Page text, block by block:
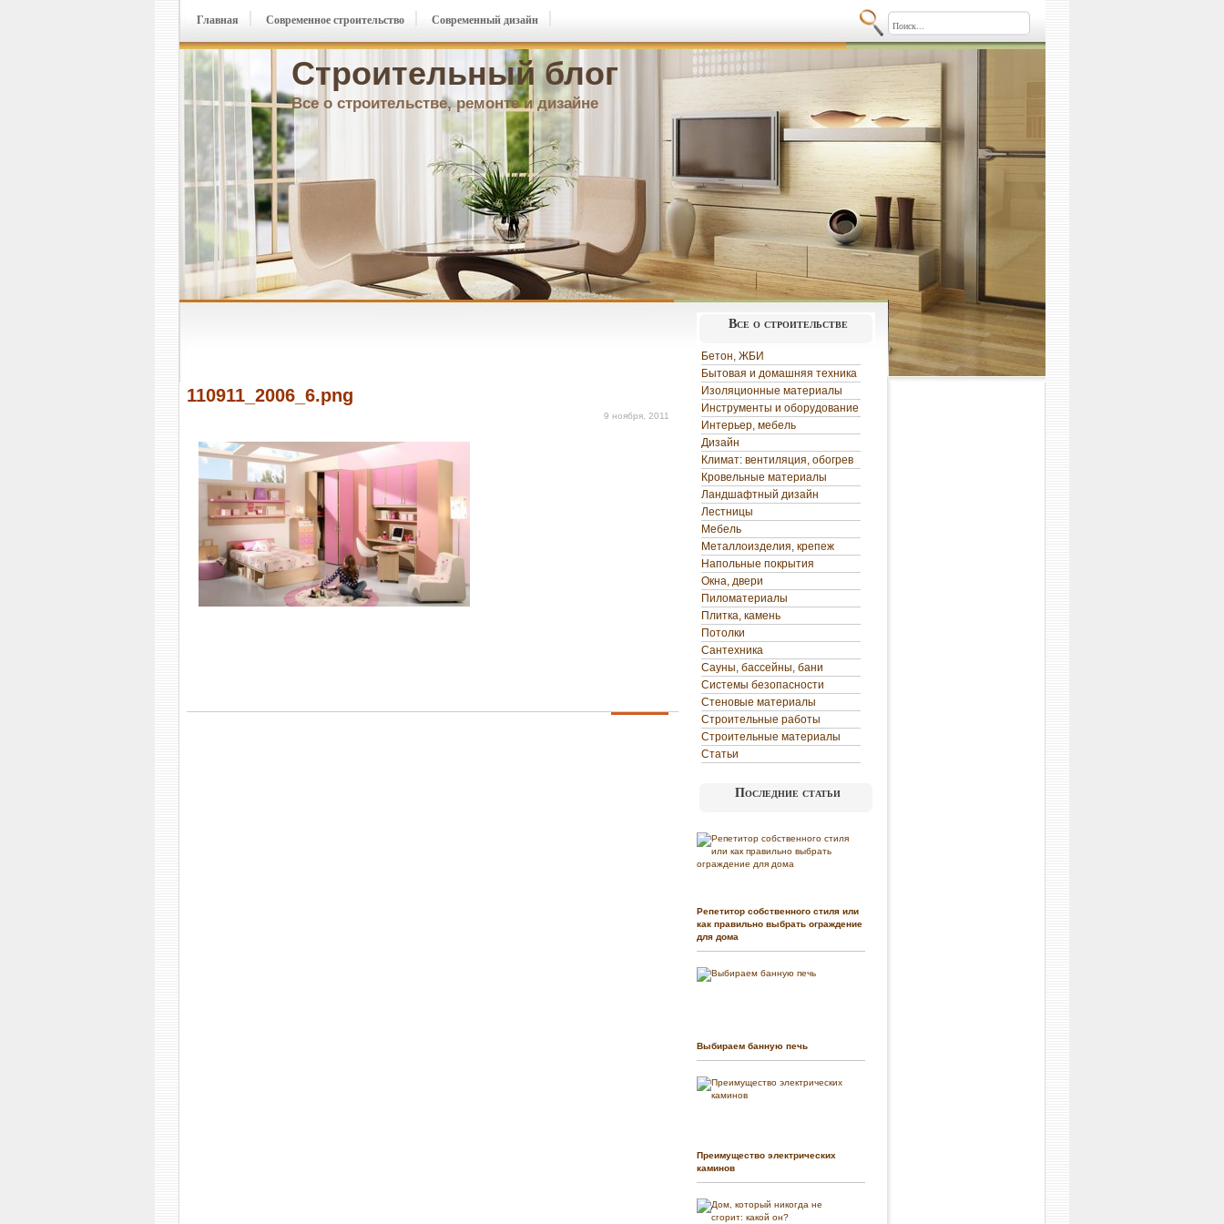
Строительный блог
Все о строительстве, ремонте и дизайне
Главная Современное строительство Современный дизайн
110911_2006_6.png
9 ноября, 2011
Все о строительстве
Бетон, ЖБИ
Бытовая и домашняя техника
Изоляционные материалы
Инструменты и оборудование
Интерьер, мебель
Дизайн
Климат: вентиляция, обогрев
Кровельные материалы
Ландшафтный дизайн
Лестницы
Мебель
Металлоизделия, крепеж
Напольные покрытия
Окна, двери
Пиломатериалы
Плитка, камень
Потолки
Сантехника
Сауны, бассейны, бани
Системы безопасности
Стеновые материалы
Строительные работы
Строительные материалы
Статьи
Последние статьи
Репетитор собственного стиля или
как правильно выбрать ограждение
для дома
Выбираем банную печь
Преимущество электрических
каминов